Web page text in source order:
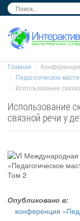
Главная
Педагогическое
Использование
Использование
связной речи у
Опубликовано в:
конференция